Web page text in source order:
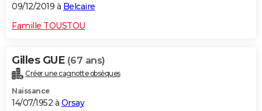
09/12/2019 à Belcaire
Famille TOUSTOU
Gilles GUE (67 ans)
Créer une cagnotte obsèques
Naissance
14/07/1952 à Orsay